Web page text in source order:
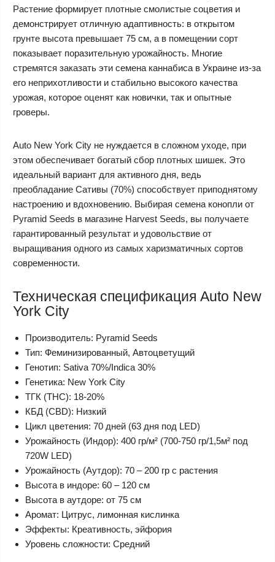
Растение формирует плотные смолистые соцветия и
демонстрирует отличную адаптивность: в открытом
грунте высота превышает 75 см, а в помещении сорт
показывает поразительную урожайность. Многие
стремятся заказать эти семена каннабиса в Украине из-за
его неприхотливости и стабильно высокого качества
урожая, которое оценят как новички, так и опытные
гроверы.
Auto New York City не нуждается в сложном уходе, при
этом обеспечивает богатый сбор плотных шишек. Это
идеальный вариант для активного дня, ведь
преобладание Сативы (70%) способствует приподнятому
настроению и вдохновению. Выбирая семена конопли от
Pyramid Seeds в магазине Harvest Seeds, вы получаете
гарантированный результат и удовольствие от
выращивания одного из самых харизматичных сортов
современности.
Техническая спецификация Auto New
York City
Производитель: Pyramid Seeds
Тип: Феминизированный, Автоцветущий
Генотип: Sativa 70%/Indica 30%
Генетика: New York City
ТГК (THC): 18-20%
КБД (CBD): Низкий
Цикл цветения: 70 дней (63 дня под LED)
Урожайность (Индор): 400 гр/м² (700-750 гр/1,5м² под
720W LED)
Урожайность (Аутдор): 70 – 200 гр с растения
Высота в индоре: 60 – 120 см
Высота в аутдоре: от 75 см
Аромат: Цитрус, лимонная кислинка
Эффекты: Креативность, эйфория
Уровень сложности: Средний